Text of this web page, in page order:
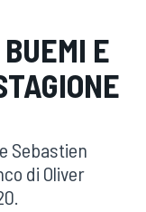
E
Sebastien
di Oliver